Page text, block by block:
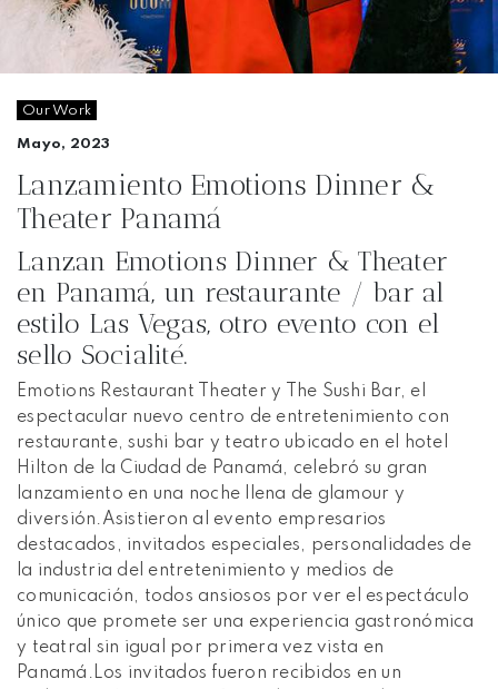
Our Work
Mayo, 2023
Lanzamiento Emotions Dinner &
Theater Panamá
Lanzan Emotions Dinner & Theater
en Panamá, un restaurante / bar al
estilo Las Vegas, otro evento con el
sello Socialité.
Emotions Restaurant Theater y The Sushi Bar, el
espectacular nuevo centro de entretenimiento con
restaurante, sushi bar y teatro ubicado en el hotel
Hilton de la Ciudad de Panamá, celebró su gran
lanzamiento en una noche llena de glamour y
diversión.Asistieron al evento empresarios
destacados, invitados especiales, personalidades de
la industria del entretenimiento y medios de
comunicación, todos ansiosos por ver el espectáculo
único que promete ser una experiencia gastronómica
y teatral sin igual por primera vez vista en
Panamá.Los invitados fueron recibidos en un